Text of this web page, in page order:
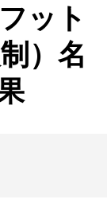
ット
）名